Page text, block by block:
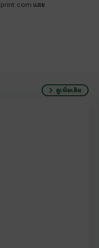
และ
ดูเพิ่มเติม